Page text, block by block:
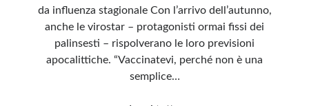
senza alcuna periodicità. Non può pertanto considerarsi un prodotto editoriale ai
sensi della legge n· 62 del 7.03.2001. L’autore non è responsabile di quanto
pubblicato dai lettori nei commenti ai vari post. Saranno comunque cancellati quelli
ritenuti offensivi o lesivi dell’immagine o dell’onorabilità di terzi, di genere spam,
razzisti o che contengano dati personali non conformi al rispetto delle norme sulla
privacy. Alcune immagini inserite in questo blog sono tratte da Internet e, pertanto,
considerate di pubblico dominio. Qualora la loro pubblicazione violasse eventuali
diritti d’autore, vi invito a comunicarlo via e-mail a info[at]dinovalle.it e saranno
immediatamente rimosse. L’autore del blog non è responsabile dei siti collegati
da influenza stagionale Con l’arrivo dell’autunno,
anche le virostar – protagonisti ormai fissi dei
palinsesti – rispolverano le loro previsioni
apocalittiche. “Vaccinatevi, perché non è una
semplice…